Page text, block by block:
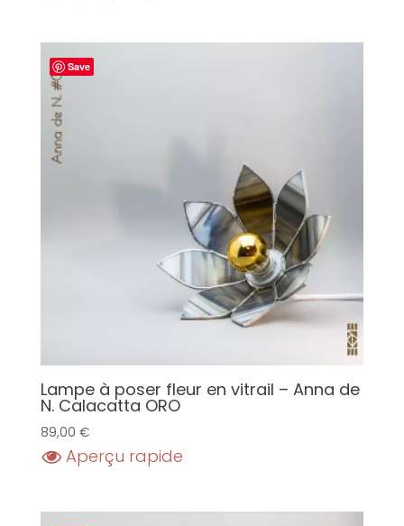
Save
Lampe à poser fleur en vitrail – Anna de
N. Calacatta ORO
89,00 €
Aperçu rapide